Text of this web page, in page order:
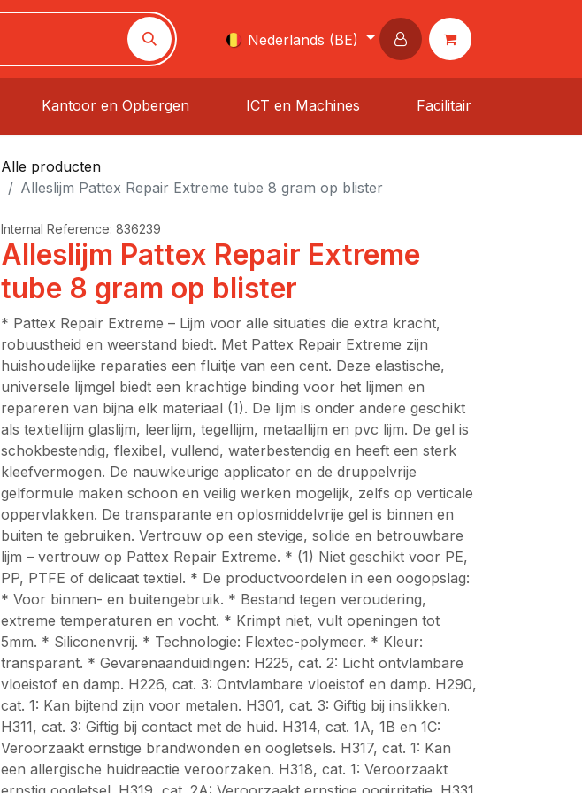
Nederlands (BE)
Kantoor en Opbergen ICT en Machines Facilitair
Alle producten
Alleslijm Pattex Repair Extreme tube 8 gram op blister
Internal Reference: 836239
Alleslijm Pattex Repair Extreme
tube 8 gram op blister
* Pattex Repair Extreme – Lijm voor alle situaties die extra kracht,
robuustheid en weerstand biedt. Met Pattex Repair Extreme zijn
huishoudelijke reparaties een fluitje van een cent. Deze elastische,
universele lijmgel biedt een krachtige binding voor het lijmen en
repareren van bijna elk materiaal (1). De lijm is onder andere geschikt
als textiellijm glaslijm, leerlijm, tegellijm, metaallijm en pvc lijm. De gel is
schokbestendig, flexibel, vullend, waterbestendig en heeft een sterk
kleefvermogen. De nauwkeurige applicator en de druppelvrije
gelformule maken schoon en veilig werken mogelijk, zelfs op verticale
oppervlakken. De transparante en oplosmiddelvrije gel is binnen en
buiten te gebruiken. Vertrouw op een stevige, solide en betrouwbare
lijm – vertrouw op Pattex Repair Extreme. * (1) Niet geschikt voor PE,
PP, PTFE of delicaat textiel. * De productvoordelen in een oogopslag:
* Voor binnen- en buitengebruik. * Bestand tegen veroudering,
extreme temperaturen en vocht. * Krimpt niet, vult openingen tot
5mm. * Siliconenvrij. * Technologie: Flextec-polymeer. * Kleur:
transparant. * Gevarenaanduidingen: H225, cat. 2: Licht ontvlambare
vloeistof en damp. H226, cat. 3: Ontvlambare vloeistof en damp. H290,
cat. 1: Kan bijtend zijn voor metalen. H301, cat. 3: Giftig bij inslikken.
H311, cat. 3: Giftig bij contact met de huid. H314, cat. 1A, 1B en 1C:
Veroorzaakt ernstige brandwonden en oogletsels. H317, cat. 1: Kan
een allergische huidreactie veroorzaken. H318, cat. 1: Veroorzaakt